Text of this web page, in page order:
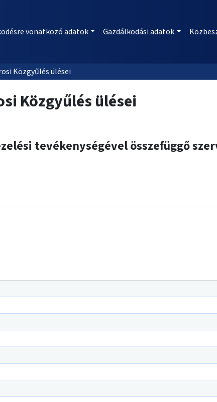
vonatkozó adatok Gazdálkodási adatok
Közgyűlés ülései
Közgyűlés ülései
tevékenységével összefüggő